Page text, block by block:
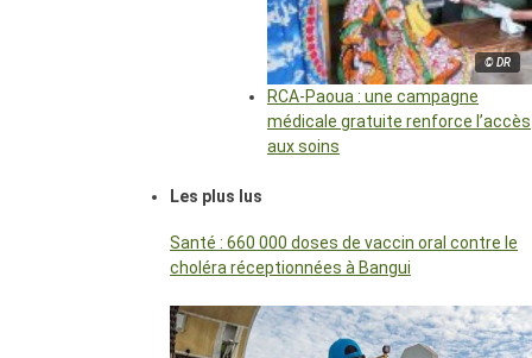
© DR
RCA-Paoua : une campagne
médicale gratuite renforce l’accès
aux soins
Les plus lus
Santé : 660 000 doses de vaccin oral contre le
choléra réceptionnées à Bangui